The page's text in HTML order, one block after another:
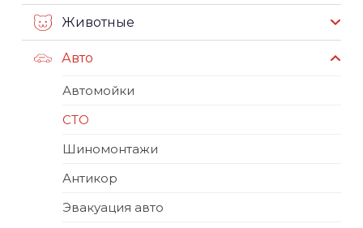
Животные
Авто
Автомойки
СТО
Шиномонтажи
Антикор
Эвакуация авто